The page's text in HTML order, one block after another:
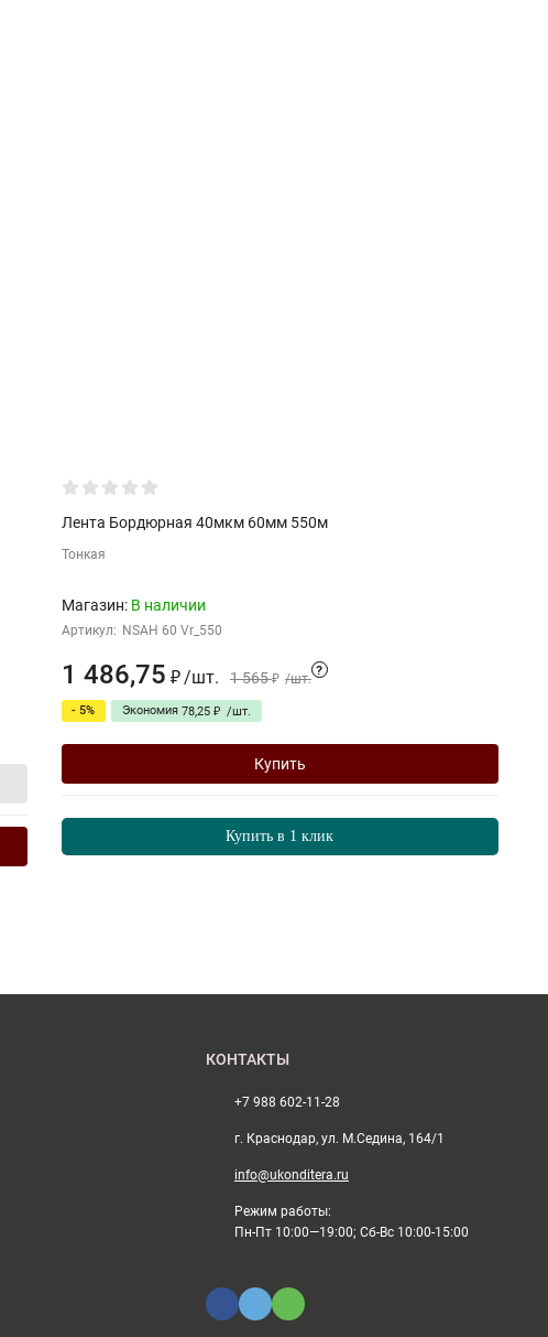
Лента Бордюрная 40мкм 60мм 550м
Тонкая
Магазин: В наличии
Артикул: NSAH 60 Vr_550
1 486,75 ₽/шт. 1 565 ₽ /шт.
?
- 5% Экономия 78,25 ₽ /шт.
Купить
Купить в 1 клик
КОНТАКТЫ
+7 988 602-11-28
г. Краснодар, ул. М.Седина, 164/1
info@ukonditera.ru
Режим работы:
Пн-Пт 10:00—19:00; Сб-Вс 10:00-15:00